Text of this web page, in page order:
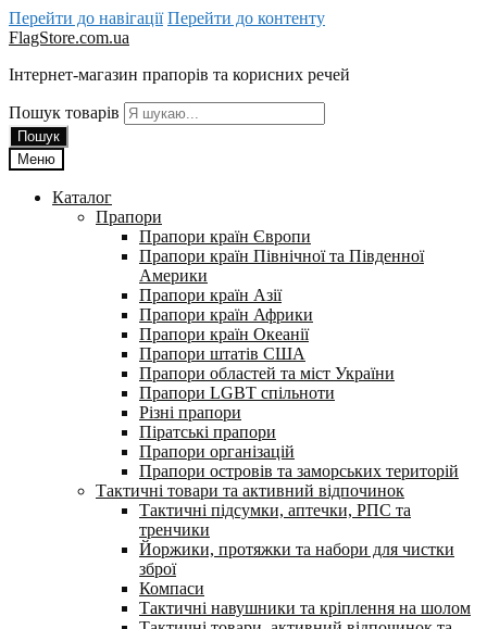
Перейти до навігації Перейти до контенту
FlagStore.com.ua
Інтернет-магазин прапорів та корисних речей
Пошук товарів
Пошук
Меню
Каталог
Прапори
Прапори країн Європи
Прапори країн Північної та Південної
Америки
Прапори країн Азії
Прапори країн Африки
Прапори країн Океанії
Прапори штатів США
Прапори областей та міст України
Прапори LGBT спільноти
Різні прапори
Піратські прапори
Прапори організацій
Прапори островів та заморських територій
Тактичні товари та активний відпочинок
Тактичні підсумки, аптечки, РПС та
тренчики
Йоржики, протяжки та набори для чистки
зброї
Компаси
Тактичні навушники та кріплення на шолом